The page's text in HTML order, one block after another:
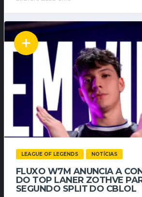
LEAGUE OF LEGENDS NOTÍCIAS
FLUXO W7M ANUNCIA A
DO TOP LANER ZOTHVE
SEGUNDO SPLIT DO CBLOL